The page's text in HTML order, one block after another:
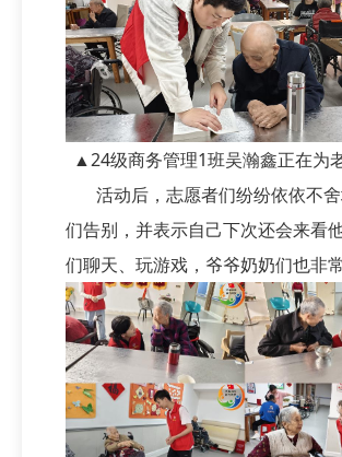
▲24级商务管理1班吴瀚鑫正在为
活动后，志愿者们纷纷依依不舍
们告别，并表示自己下次还会来看
们聊天、玩游戏，爷爷奶奶们也非常